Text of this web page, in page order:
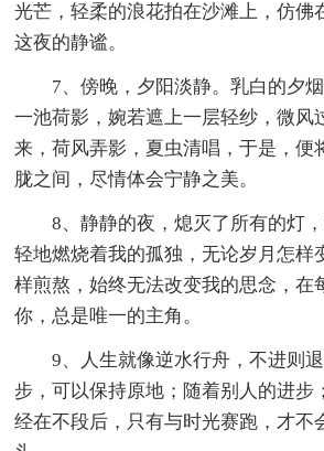
光芒，轻柔的浪花拍在沙滩上，仿佛
这夜的静谧。
7、傍晚，夕阳淡静。乳白的夕
一池荷影，婉若遮上一层轻纱，微风
来，荷风弄影，夏虫清唱，于是，便
胧之间，尽情体会宁静之美。
8、静静的夜，熄灭了所有的灯
轻地燃烧着我的孤独，无论岁月怎样
样煎熬，始终无法改变我的思念，在
你，总是唯一的主角。
9、人生就像逆水行舟，不进则
步，可以保持原地；随着别人的进步
经在不段后，只有与时光赛跑，才不